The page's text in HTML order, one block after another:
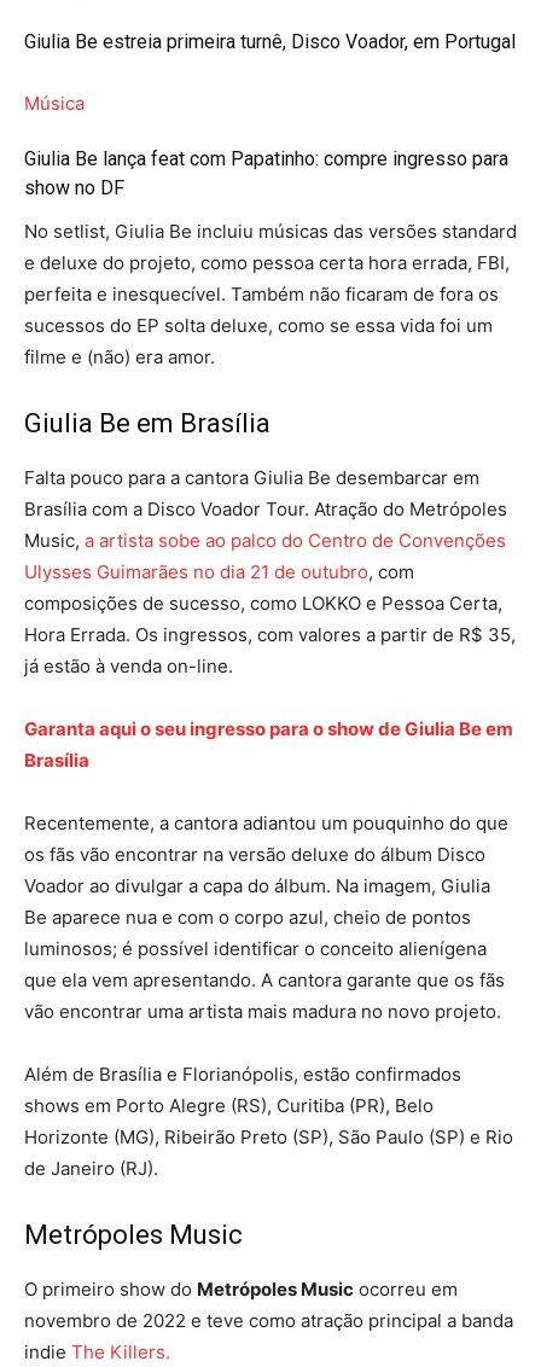
Giulia Be estreia primeira turnê, Disco Voador, em Portugal
Música
Giulia Be lança feat com Papatinho: compre ingresso para
show no DF
No setlist, Giulia Be incluiu músicas das versões standard
e deluxe do projeto, como pessoa certa hora errada, FBI,
perfeita e inesquecível. Também não ficaram de fora os
sucessos do EP solta deluxe, como se essa vida foi um
filme e (não) era amor.
Giulia Be em Brasília
Falta pouco para a cantora Giulia Be desembarcar em
Brasília com a Disco Voador Tour. Atração do Metrópoles
Music, a artista sobe ao palco do Centro de Convenções
Ulysses Guimarães no dia 21 de outubro, com
composições de sucesso, como LOKKO e Pessoa Certa,
Hora Errada. Os ingressos, com valores a partir de R$ 35,
já estão à venda on-line.
Garanta aqui o seu ingresso para o show de Giulia Be em
Brasília
Recentemente, a cantora adiantou um pouquinho do que
os fãs vão encontrar na versão deluxe do álbum Disco
Voador ao divulgar a capa do álbum. Na imagem, Giulia
Be aparece nua e com o corpo azul, cheio de pontos
luminosos; é possível identificar o conceito alienígena
que ela vem apresentando. A cantora garante que os fãs
vão encontrar uma artista mais madura no novo projeto.
Além de Brasília e Florianópolis, estão confirmados
shows em Porto Alegre (RS), Curitiba (PR), Belo
Horizonte (MG), Ribeirão Preto (SP), São Paulo (SP) e Rio
de Janeiro (RJ).
Metrópoles Music
O primeiro show do Metrópoles Music ocorreu em
novembro de 2022 e teve como atração principal a banda
indie The Killers.